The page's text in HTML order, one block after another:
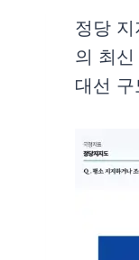
정당
의 최
대선